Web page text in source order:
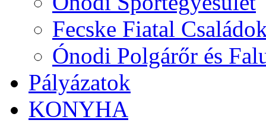
Fecske Fiatal
Ónodi Polgárőr és
Pályázatok
KONYHA